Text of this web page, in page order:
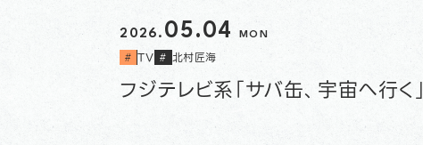
2026. 05.04 MON
# TV # 北村匠海
フジテレビ系「サバ缶、宇宙へ行く」